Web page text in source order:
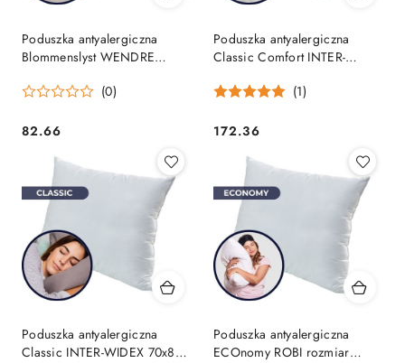
Poduszka antyalergiczna
Blommenslyst WENDRE
(0)
Cena:
82.66
Poduszka antyalergiczna
Classic Comfort INTER-
(1)
Cena:
172.36
Poduszka antyalergiczna
Classic INTER-WIDEX 70x80
Poduszka antyalergiczna
ECOnomy ROBI rozmiar